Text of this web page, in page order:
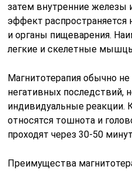
затем внутренние железы
эффект
и органы пищеварения.
легкие и скелетные
Магнитотерапия обычно
негативных последствий,
индивидуальные
относятся тошнота и
проходят через 30-50
Преимущества